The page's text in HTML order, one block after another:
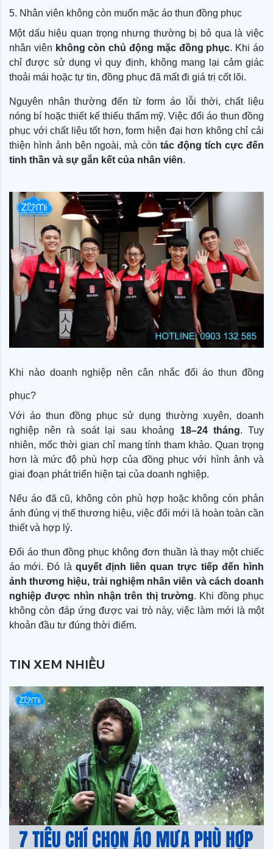
TIN XEM NHIỀU
5. Nhân viên không còn muốn mặc áo thun đồng phục
Một dấu hiệu quan trọng nhưng thường bị bỏ qua là việc
nhân viên không còn chủ động mặc đồng phục. Khi áo
chỉ được sử dụng vì quy định, không mang lại cảm giác
thoải mái hoặc tự tin, đồng phục đã mất đi giá trị cốt lõi.
Nguyên nhân thường đến từ form áo lỗi thời, chất liệu
nóng bí hoặc thiết kế thiếu thẩm mỹ. Việc đổi áo thun đồng
phục với chất liệu tốt hơn, form hiện đại hơn không chỉ cải
thiện hình ảnh bên ngoài, mà còn tác động tích cực đến
tinh thần và sự gắn kết của nhân viên.
Khi nào doanh nghiệp nên cân nhắc đổi áo thun đồng
phục?
Với áo thun đồng phục sử dụng thường xuyên, doanh
nghiệp nên rà soát lại sau khoảng 18–24 tháng. Tuy
nhiên, mốc thời gian chỉ mang tính tham khảo. Quan trọng
hơn là mức độ phù hợp của đồng phục với hình ảnh và
giai đoạn phát triển hiện tại của doanh nghiệp.
Nếu áo đã cũ, không còn phù hợp hoặc không còn phản
ánh đúng vị thế thương hiệu, việc đổi mới là hoàn toàn cần
thiết và hợp lý.
Đổi áo thun đồng phục không đơn thuần là thay một chiếc
áo mới. Đó là quyết định liên quan trực tiếp đến hình
ảnh thương hiệu, trải nghiệm nhân viên và cách doanh
nghiệp được nhìn nhận trên thị trường. Khi đồng phục
không còn đáp ứng được vai trò này, việc làm mới là một
khoản đầu tư đúng thời điểm.